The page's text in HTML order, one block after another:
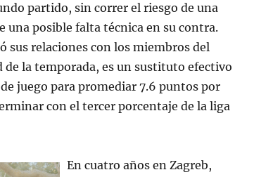
partido, sin correr el riesgo de una
una posible falta técnica en su contra.
sus relaciones con los miembros del
de la temporada, es un sustituto efectivo
juego para promediar 7.6 puntos por
con el tercer porcentaje de la liga
En cuatro años en Zagreb,